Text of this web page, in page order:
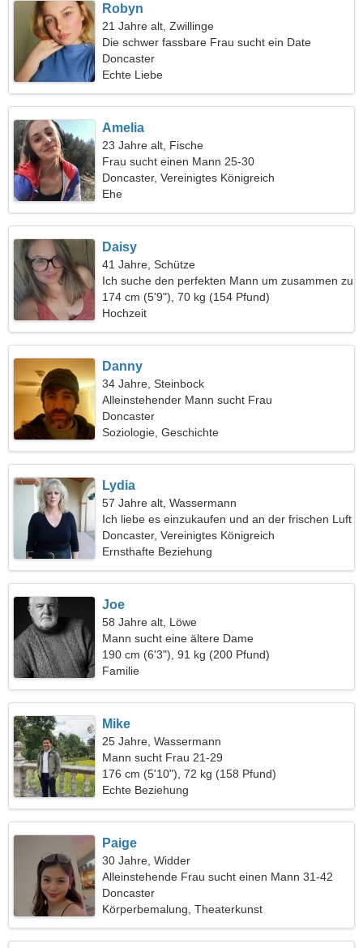
Robyn
21 Jahre alt, Zwillinge
Die schwer fassbare Frau sucht ein Date
Doncaster
Echte Liebe
Amelia
23 Jahre alt, Fische
Frau sucht einen Mann 25-30
Doncaster, Vereinigtes Königreich
Ehe
Daisy
41 Jahre, Schütze
Ich suche den perfekten Mann um zusammen zu
tanzen
174 cm (5'9"), 70 kg (154 Pfund)
Hochzeit
Danny
34 Jahre, Steinbock
Alleinstehender Mann sucht Frau
Doncaster
Soziologie, Geschichte
Lydia
57 Jahre alt, Wassermann
Ich liebe es einzukaufen und an der frischen Luft
spazieren zu gehen
Doncaster, Vereinigtes Königreich
Ernsthafte Beziehung
Joe
58 Jahre alt, Löwe
Mann sucht eine ältere Dame
190 cm (6'3"), 91 kg (200 Pfund)
Familie
Mike
25 Jahre, Wassermann
Mann sucht Frau 21-29
176 cm (5'10"), 72 kg (158 Pfund)
Echte Beziehung
Paige
30 Jahre, Widder
Alleinstehende Frau sucht einen Mann 31-42
Doncaster
Körperbemalung, Theaterkunst